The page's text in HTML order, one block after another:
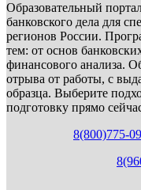
Образовательный
банковского дела для
регионов России.
тем: от основ
финансового анализа.
отрыва от работы, с
образца. Выберите
подготовку прямо
8(800)775-